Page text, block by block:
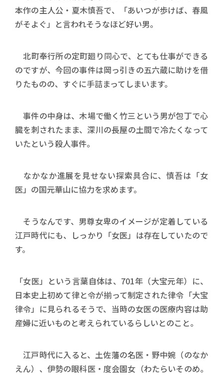
本作の主人公・夏木慎吾で、「あいつが歩けば、春風
がそよぐ」と言われそうなほど好い男。
北町奉行所の定町廻り同心で、とても仕事ができる
のですが、今回の事件は岡っ引きの五六蔵に助けを借
りたものの、すぐに手詰まってしまいます。
事件の中身は、木場で働く竹三という男が包丁で心
臓を刺されたまま、深川の長屋の土間で冷たくなって
いたという殺人事件。
なかなか進展を見せない探索具合に、慎吾は「女
医」の国元華山に協力を求めます。
そうなんです、男尊女卑のイメージが定着している
江戸時代にも、しっかり「女医」は存在していたので
す。
「女医」という言葉自体は、701年（大宝元年）に、
日本史上初めて律と令が揃って制定された律令「大宝
律令」に見られるそうで、当時の女医の医療内容は助
産婦に近いものと考えられているらしいとのこと。
江戸時代に入ると、土佐藩の名医・野中婉（のなか
えん）、伊勢の眼科医・度会園女（わたらいそのめ。